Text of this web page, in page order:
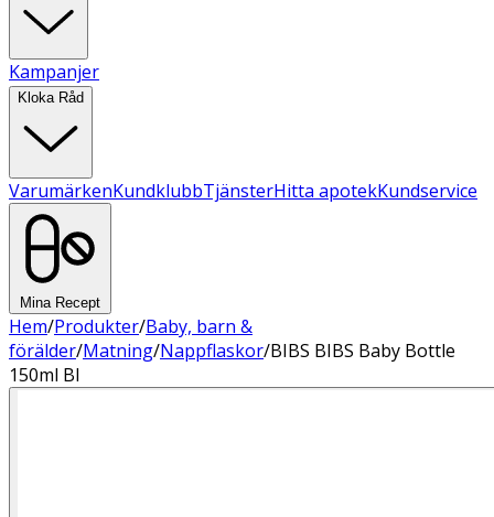
Kampanjer
Kloka Råd
VarumärkenKundklubbTjänsterHitta apotekKundservice
Mina Recept
Hem/Produkter/Baby, barn &
förälder/Matning/Nappflaskor/BIBS BIBS Baby Bottle
150ml Bl